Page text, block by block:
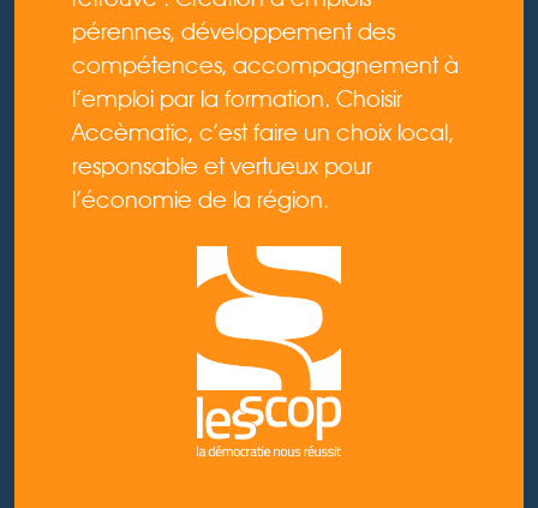
pérennes, développement des
compétences, accompagnement à
l’emploi par la formation. Choisir
Accèmatic, c’est faire un choix local,
responsable et vertueux pour
l’économie de la région.